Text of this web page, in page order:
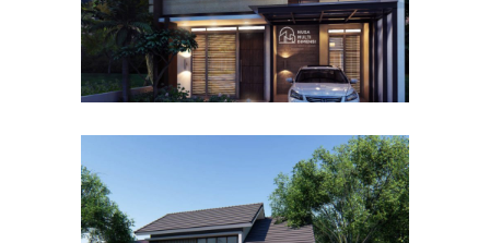
Desain Rumah Bapak Dodi di
Ciomas Bogor
DESAIN RUMAH TERBAIK